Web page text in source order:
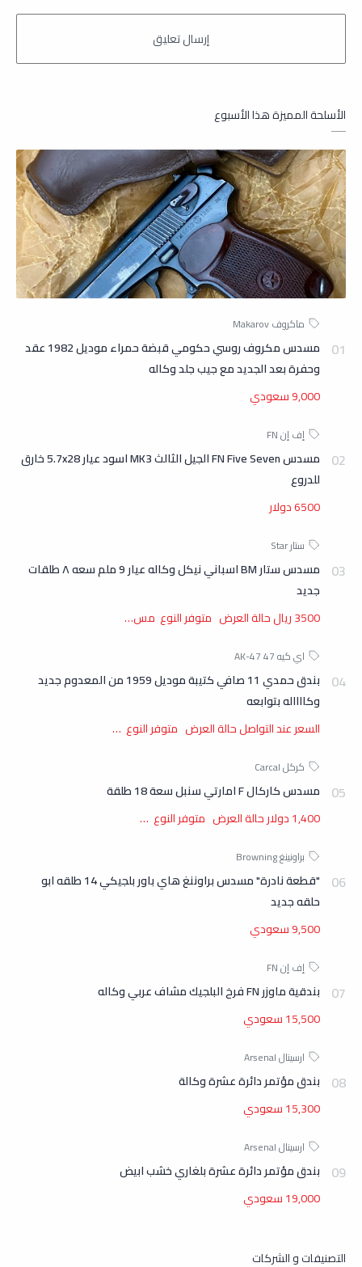
الأسلحة المميزة هذا الأسبوع
مسدس مكروف روسي حكومي قبضة حمراء موديل 1982 عقد
وحفرة بعد الجديد مع جيب جلد وكاله
9,000 سعودي
مسدس FN Five Seven الجيل الثالث MK3 اسود عيار 5.7x28 خارق
للدروع
6500 دولار
مسدس ستار BM اسباني نيكل وكاله عيار 9 ملم سعه ٨ طلقات
جديد
3500 ريال حالة العرض متوفر النوع مس…
بندق حمدي 11 صافي كتيبة موديل 1959 من المعدوم جديد
وكااااله بتوابعه
السعر عند التواصل حالة العرض متوفر النوع …
مسدس كاركال F امارتي سنبل سعة 18 طلقة
1,400 دولار حالة العرض متوفر النوع …
"قطعة نادرة" مسدس براوننغ هاي باور بلجيكي 14 طلقه ابو
حلقه جديد
9,500 سعودي
بندقية ماوزر FN فرخ البلجيك مشاف عربي وكاله
15,500 سعودي
بندق مؤتمر دائرة عشرة وكالة
15,300 سعودي
بندق مؤتمر دائرة عشرة بلغاري خشب ابيض
19,000 سعودي
التصنيفات و الشركات